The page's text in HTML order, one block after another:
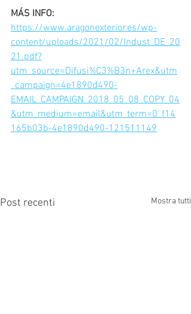
MÁS INFO:
https://www.aragonexterior.es/wp-
content/uploads/2021/02/Indust_DE_20
21.pdf?
utm_source=Difusi%C3%B3n+Arex&utm
_campaign=4e1890d490-
EMAIL_CAMPAIGN_2018_05_08_COPY_04
&utm_medium=email&utm_term=0_f14
165b03b-4e1890d490-121511149
Post recenti Mostra tutti